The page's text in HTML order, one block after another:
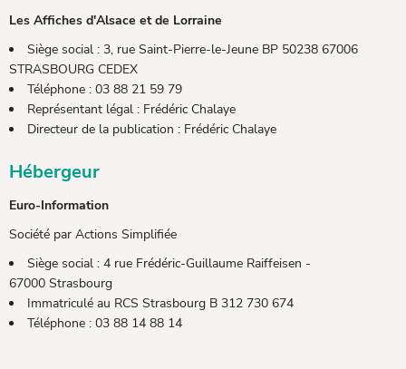
Les Affiches d'Alsace et de Lorraine
Siège social : 3, rue Saint-Pierre-le-Jeune BP 50238 67006
STRASBOURG CEDEX
Téléphone : 03 88 21 59 79
Représentant légal : Frédéric Chalaye
Directeur de la publication : Frédéric Chalaye
Hébergeur
Euro-Information
Société par Actions Simplifiée
Siège social : 4 rue Frédéric-Guillaume Raiffeisen -
67000 Strasbourg
Immatriculé au RCS Strasbourg B 312 730 674
Téléphone : 03 88 14 88 14